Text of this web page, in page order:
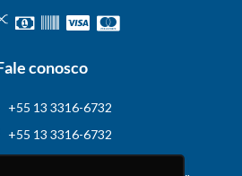
conosco
+55 13 3316-6732
+55 13 3316-6732